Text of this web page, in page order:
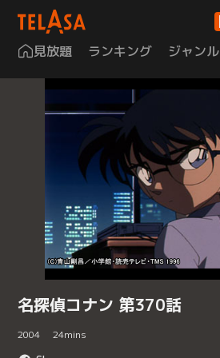
見放題 ランキング ジャンル
名探偵コナン 第370話
2004 24mins